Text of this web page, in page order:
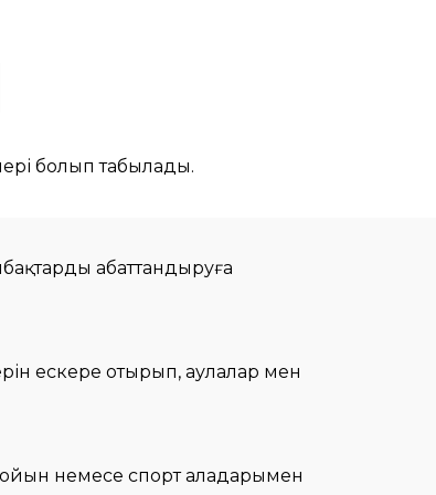
болып табылады.
абаттандыруға
ескере отырып, аулалар мен
ойын немесе спорт алаңдарымен